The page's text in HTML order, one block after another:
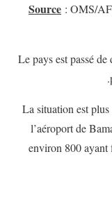
Source : OMS/
Le pays est passé
La situation est
l’aéroport de
environ 800 ayant